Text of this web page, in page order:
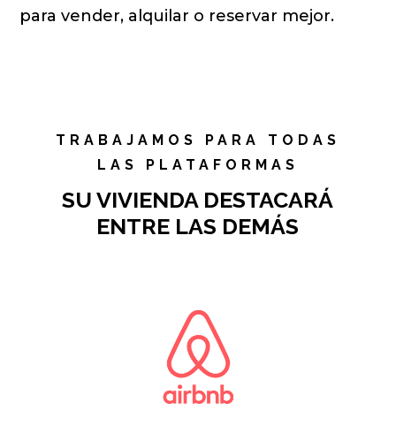
para vender, alquilar o reservar mejor.
TRABAJAMOS PARA TODAS
LAS PLATAFORMAS
SU VIVIENDA DESTACARÁ
ENTRE LAS DEMÁS